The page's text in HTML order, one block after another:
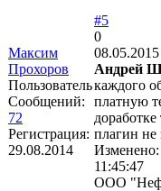
Максим
Прохоров
Пользователь
Сообщений:
72
Регистрация:
29.08.2014
#5
0
Андрей
каждого
платную
плагин не
Изменено:
11:45:47
ООО